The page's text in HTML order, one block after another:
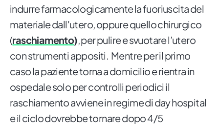
indurre farmacologicamente la fuoriuscita del
materiale dall'utero, oppure quello chirurgico
(raschiamento), per pulire e svuotare l’utero
con strumenti appositi. Mentre per il primo
caso la paziente torna a domicilio e rientra in
ospedale solo per controlli periodici il
raschiamento avviene in regime di day hospital
e il ciclo dovrebbe tornare dopo 4/5